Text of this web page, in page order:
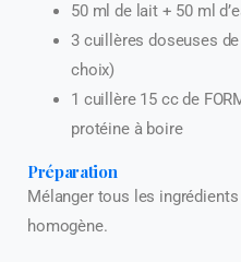
50 ml de lait + 50 ml
3 cuillères doseuses
choix)
1 cuillère 15 cc de
protéine à boire
Préparation
Mélanger tous les ingrédients
homogène.